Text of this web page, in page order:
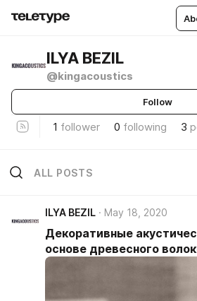
ILYA BEZIL
@kingacoustics
Follow
1 follower 0 following 3
ALL POSTS
ILYA BEZIL May 18, 2020
Декоративные
основе древесного